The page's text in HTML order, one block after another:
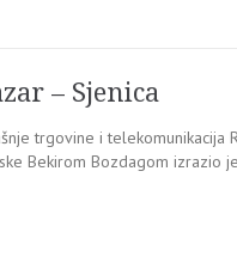
– Sjenica
trgovine i telekomunikacija
Bekirom Bozdagom izrazio